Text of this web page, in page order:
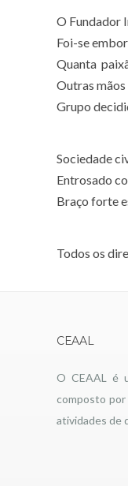
O Fundador
Foi-se
Quanta
Outras mãos
Grupo
Sociedade
Entrosado
Braço forte
Todos os
CEAAL
O CEAAL é
composto
atividades de